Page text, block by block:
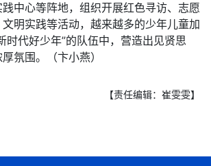
中心等阵地，组织开展红色寻访、志愿
明实践等活动，越来越多的少年儿童加
时代好少年”的队伍中，营造出见贤思
氛围。（卞小燕）
【责任编辑：崔雯雯】